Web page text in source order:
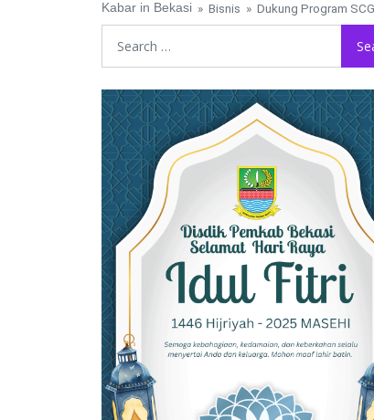
Kabar in Bekasi » Bisnis » Dukung Program